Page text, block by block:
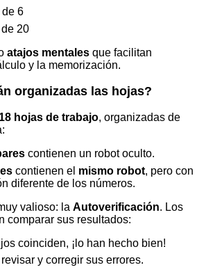
6
20
atajos mentales que facilitan
y la memorización.
organizadas las hojas?
18 hojas de trabajo, organizadas de
contienen un robot oculto.
contienen el mismo robot, pero con
diferente de los números.
valioso: la Autoverificación. Los
comparar sus resultados:
coinciden, ¡lo han hecho bien!
y corregir sus errores.